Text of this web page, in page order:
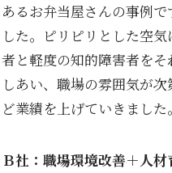
あるお弁当屋さんの事例
した。ピリピリとした空
者と軽度の知的障害者を
しあい、職場の雰囲気が
ど業績を上げていきました
Ｂ社：職場環境改善＋人